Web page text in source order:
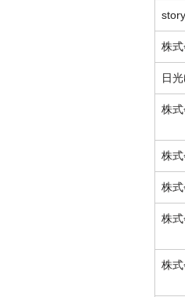
株
日
株
株
株式
株
株